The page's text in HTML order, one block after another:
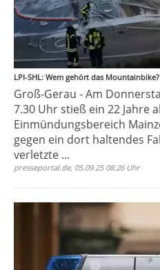
LPI-SHL: Wem gehört das
Groß-Gerau - Am
7.30 Uhr stieß ein 22 Jahre
Einmündungsbereich
gegen ein dort haltendes
verletzte ...
presseportal.de, 05.09.25 08:26 Uhr